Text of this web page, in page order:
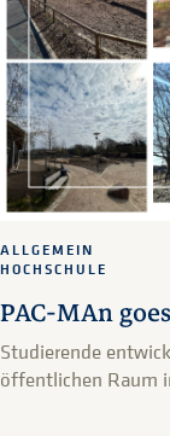
PAC-MAn
ALLGEMEIN
HOCHSCHULE
Studierende
öffentlichen Raum